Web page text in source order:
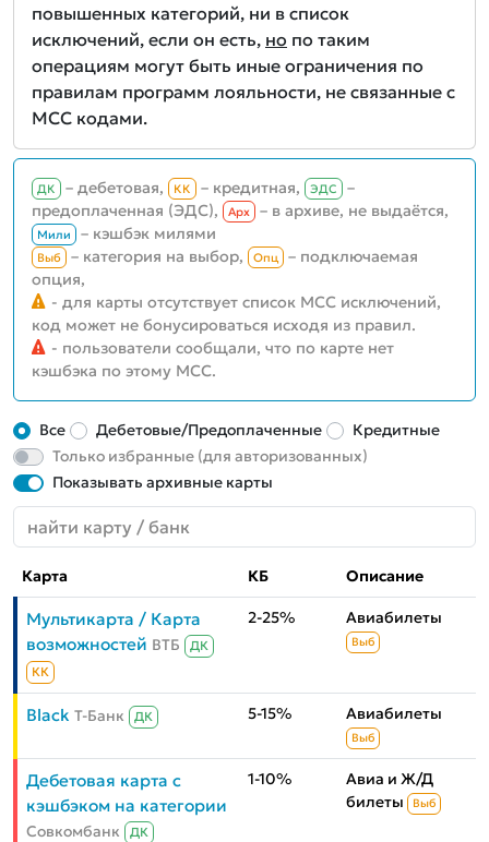
повышенных категорий, ни в список
исключений, если он есть, но по таким
операциям могут быть иные ограничения по
правилам программ лояльности, не связанные с
MCC кодами.
ДК – дебетовая, КК – кредитная, ЭДС
–
предоплаченная (ЭДС),
Aрх – в архиве, не выдаётся,
Мили – кэшбэк милями
Выб – категория на выбор, Опц
– подключаемая
опция,
- для карты отсутствует список MCC исключений,
код может не бонусироваться исходя из правил.
- пользователи сообщали, что по карте нет
кэшбэка по этому MCC.
Все Дебетовые/Предоплаченные
Кредитные
Только избранные (для авторизованных)
Показывать архивные карты
Карта КБ Описание
Мультикарта / Карта
возможностей ВТБ
ДК
КК
2-25% Авиабилеты
Выб
Black Т-Банк ДК 5-15% Авиабилеты
Выб
Дебетовая карта с
кэшбэком на категории
Совкомбанк ДК
1-10%
Авиа и Ж/Д
билеты
Выб